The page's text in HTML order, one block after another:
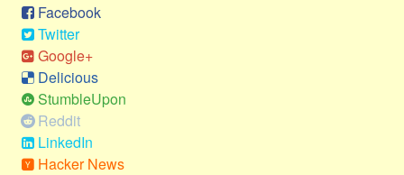
Pension og opsparing
Forbrug
Social sikring og sundhed
Transport
Alle
Aspekter
Facebook
Twitter
Google+
Delicious
StumbleUpon
Reddit
LinkedIn
Hacker News